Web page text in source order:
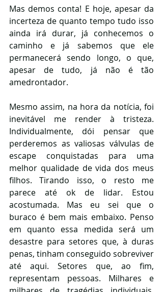
Mas demos conta! E hoje, apesar da
incerteza de quanto tempo tudo isso
ainda irá durar, já conhecemos o
caminho e já sabemos que ele
permanecerá sendo longo, o que,
apesar de tudo, já não é tão
amedrontador.
Mesmo assim, na hora da notícia, foi
inevitável me render à tristeza.
Individualmente, dói pensar que
perderemos as valiosas válvulas de
escape conquistadas para uma
melhor qualidade de vida dos meus
filhos. Tirando isso, o resto me
parece até ok de lidar. Estou
acostumada. Mas eu sei que o
buraco é bem mais embaixo. Penso
em quanto essa medida será um
desastre para setores que, à duras
penas, tinham conseguido sobreviver
até aqui. Setores que, ao fim,
representam pessoas. Milhares e